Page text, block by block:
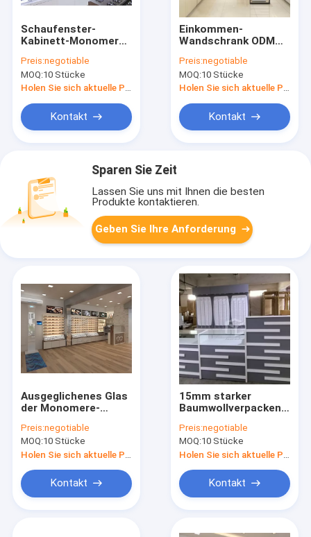
Schaufenster-
Kabinett-Monomere-
optischer
Preis:negotiable
MOQ:10 Stücke
Holen Sie sich aktuelle Preis
Kontakt
Einkommen-
Wandschrank ODM
starkem festem Holz
Preis:negotiable
MOQ:10 Stücke
Holen Sie sich aktuelle Preis
Kontakt
Sparen Sie Zeit
Lassen Sie uns mit Ihnen die besten
Produkte kontaktieren.
Geben Sie Ihre Anforderung
Ausgeglichenes Glas
der Monomere-
Schaufenster-
Kabinett-10mm
Preis:negotiable
MOQ:10 Stücke
Kontakt
15mm starker
Baumwollverpacken
optisches
Verkaufsmöbel-EPE
Preis:negotiable
MOQ:10 Stücke
Kontakt